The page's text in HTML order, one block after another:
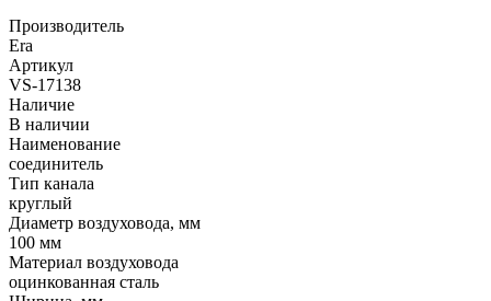
Производитель
Era
Артикул
VS-17138
Наличие
В наличии
Наименование
соединитель
Тип канала
круглый
Диаметр воздуховода, мм
100 мм
Материал воздуховода
оцинкованная сталь